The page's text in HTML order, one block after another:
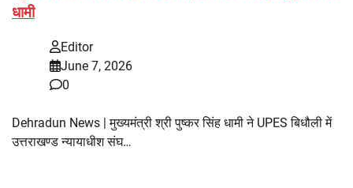
धामी
Editor
June 7, 2026
0
Dehradun News | मुख्यमंत्री श्री पुष्कर सिंह धामी ने UPES बिधौली में
उत्तराखण्ड न्यायाधीश संघ…